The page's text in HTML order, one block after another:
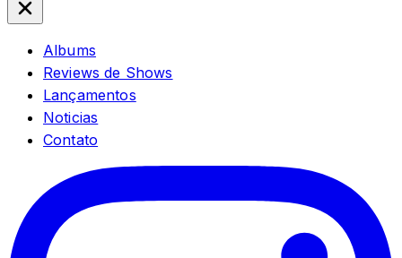
Albums
Reviews de Shows
Lançamentos
Noticias
Contato